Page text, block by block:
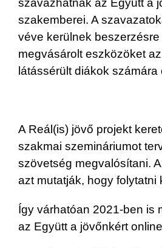
szavazhatnak az Együtt a
szakemberei. A
véve kerülnek
megvásárolt eszközöket
látássérült diákok számára
A Reál(is) jövő projekt
szakmai szemináriumot
szövetség megvalósítani.
azt mutatják, hogy folytatni
Így várhatóan 2021-ben is
az Együtt a jövőnkért